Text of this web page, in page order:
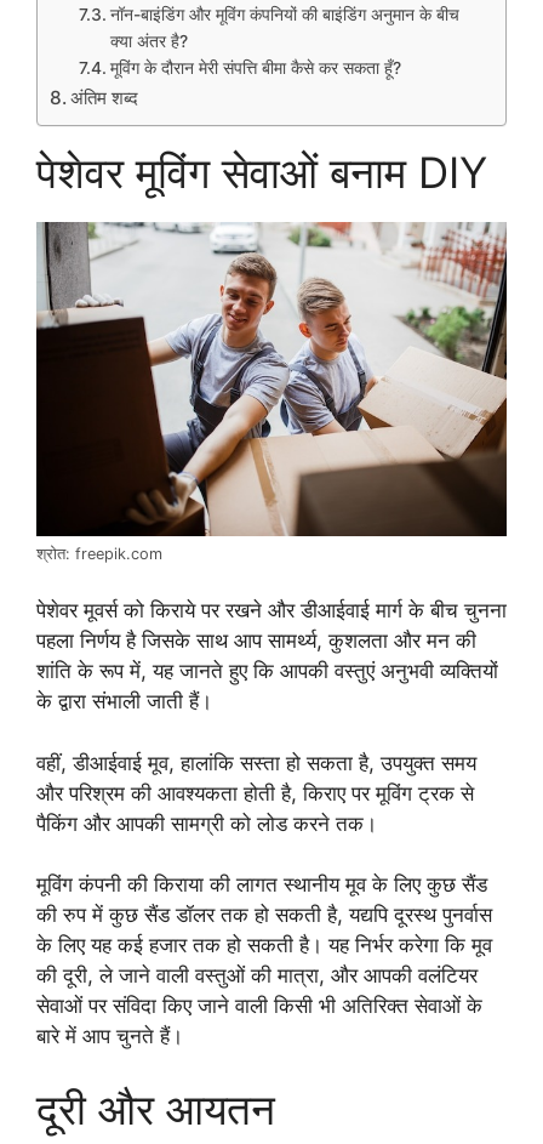
नॉन-बाइंडिंग और मूविंग कंपनियों की बाइंडिंग अनुमान के बीच
क्या अंतर है?
मूविंग के दौरान मेरी संपत्ति बीमा कैसे कर सकता हूँ?
अंतिम शब्द
पेशेवर मूविंग सेवाओं बनाम DIY
श्रोत: freepik.com
पेशेवर मूवर्स को किराये पर रखने और डीआईवाई मार्ग के बीच चुनना
पहला निर्णय है जिसके साथ आप सामर्थ्य, कुशलता और मन की
शांति के रूप में, यह जानते हुए कि आपकी वस्तुएं अनुभवी व्यक्तियों
के द्वारा संभाली जाती हैं।
वहीं, डीआईवाई मूव, हालांकि सस्ता हो सकता है, उपयुक्त समय
और परिश्रम की आवश्यकता होती है, किराए पर मूविंग ट्रक से
पैकिंग और आपकी सामग्री को लोड करने तक।
मूविंग कंपनी की किराया की लागत स्थानीय मूव के लिए कुछ सैंड
की रुप में कुछ सैंड डॉलर तक हो सकती है, यद्यपि दूरस्थ पुनर्वास
के लिए यह कई हजार तक हो सकती है। यह निर्भर करेगा कि मूव
की दूरी, ले जाने वाली वस्तुओं की मात्रा, और आपकी वलंटियर
सेवाओं पर संविदा किए जाने वाली किसी भी अतिरिक्त सेवाओं के
बारे में आप चुनते हैं।
दूरी और आयतन